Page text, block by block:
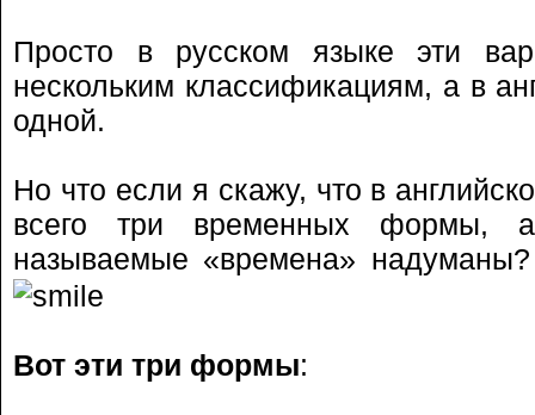
Просто в русском языке эти
нескольким классификациям, а в
одной.
Но что если я скажу, что в
всего три временных формы,
называемые «времена»
Вот эти три формы: